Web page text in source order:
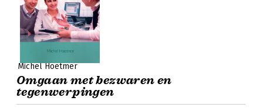
Michel Hoetmer
Omgaan met bezwaren en
tegenwerpingen